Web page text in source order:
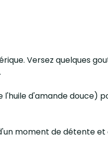
Versez quelques
l'huile d'amande douce)
moment de détente et